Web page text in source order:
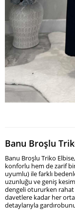
Banu Broşlu
Banu Broşlu Triko
konforlu hem de zarif
uyumlu) ile farklı
uzunluğu ve geniş
dengeli otururken rahat
davetlere kadar her
detaylarıyla